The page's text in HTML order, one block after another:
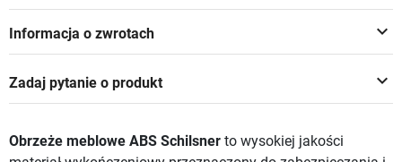
keyboard_arrow_down
Informacja o zwrotach
keyboard_arrow_down
Zadaj pytanie o produkt
Obrzeże meblowe ABS Schilsner to wysokiej jakości